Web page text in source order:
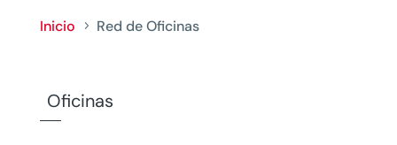
Inicio 5 Red de Oficinas
Oficinas